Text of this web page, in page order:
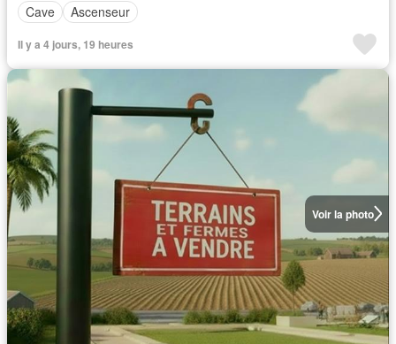
Cave
Ascenseur
Il y a 4 jours, 19 heures
Voir la photo